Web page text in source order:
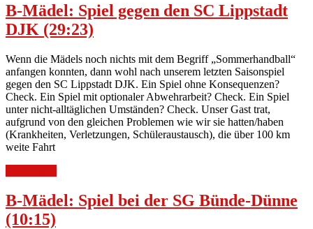
B-Mädel: Spiel gegen den SC Lippstadt
DJK (29:23)
Wenn die Mädels noch nichts mit dem Begriff „Sommerhandball“
anfangen konnten, dann wohl nach unserem letzten Saisonspiel
gegen den SC Lippstadt DJK. Ein Spiel ohne Konsequenzen?
Check. Ein Spiel mit optionaler Abwehrarbeit? Check. Ein Spiel
unter nicht-alltäglichen Umständen? Check. Unser Gast trat,
aufgrund von den gleichen Problemen wie wir sie hatten/haben
(Krankheiten, Verletzungen, Schüleraustausch), die über 100 km
weite Fahrt
B-Mädel: Spiel bei der SG Bünde-Dünne
(10:15)